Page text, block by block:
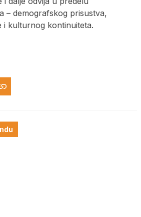
– demografskog prisustva,
i kulturnog kontinuiteta.